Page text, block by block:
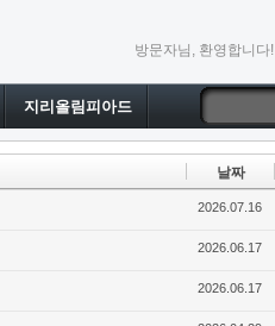
방문자님, 환영합니다!
지리올림피아드
날짜
2026.07.16
2026.06.17
2026.06.17